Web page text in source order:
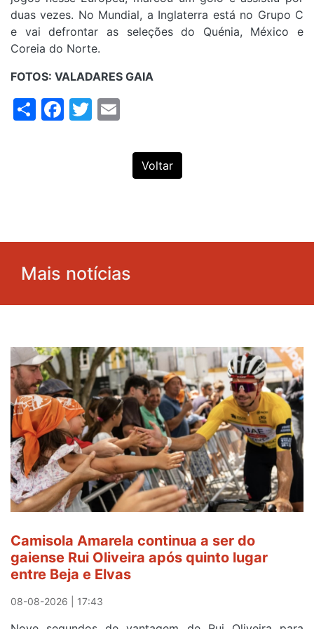
duas vezes. No Mundial, a Inglaterra está no Grupo C
e vai defrontar as seleções do Quénia, México e
Coreia do Norte.
FOTOS: VALADARES GAIA
ShareFacebook
Twitter
Voltar
Mais notícias
Camisola Amarela continua a ser do
gaiense Rui Oliveira após quinto lugar
entre Beja e Elvas
08-08-2026 | 17:43